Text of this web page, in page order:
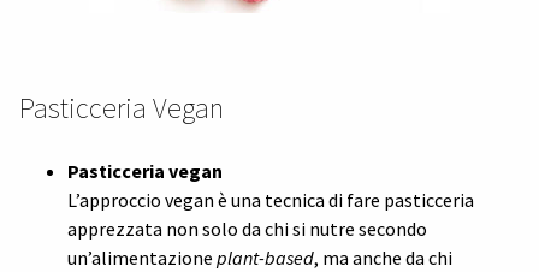
Pasticceria Vegan
Pasticceria vegan
L’approccio vegan è una tecnica di fare pasticceria
apprezzata non solo da chi si nutre secondo
un’alimentazione plant-based, ma anche da chi